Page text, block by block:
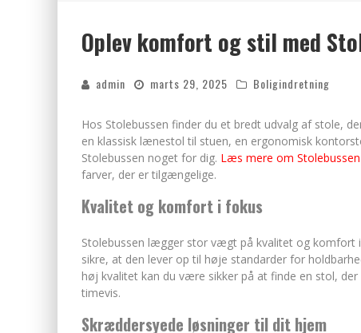
EFFEKTIV RYDNING AF DØDSBO I GENTOFTE
Oplev komfort og stil med
admin marts 29, 2025 Boligindretning
Hos Stolebussen finder du et bredt udvalg af stole,
en klassisk lænestol til stuen, en ergonomisk
Stolebussen noget for dig. Læs mere om Stolebussen
farver, der er tilgængelige.
Kvalitet og komfort i fokus
Stolebussen lægger stor vægt på kvalitet og komfort
sikre, at den lever op til høje standarder for
høj kvalitet kan du være sikker på at finde en stol,
timevis.
Skræddersyede løsninger til dit hjem